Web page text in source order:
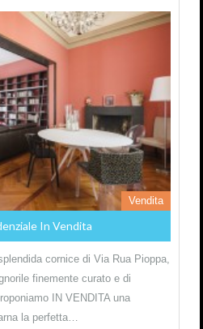
Vendita
In Vendita
cornice di Via Rua Pioppa,
finemente curato e di
IN VENDITA una
la perfetta…